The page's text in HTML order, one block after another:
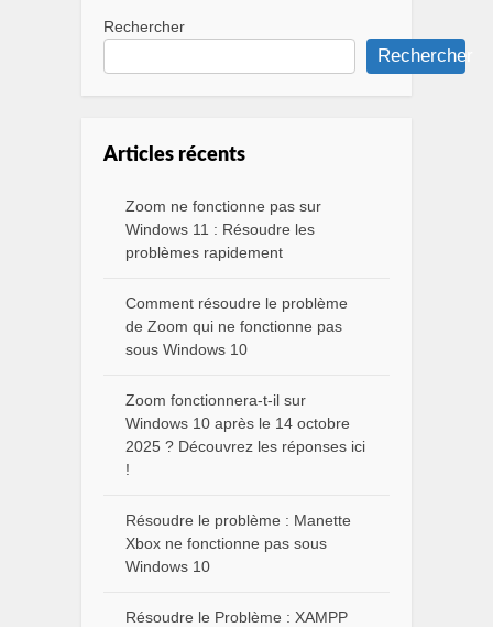
Rechercher
Rechercher
Articles récents
Zoom ne fonctionne pas sur
Windows 11 : Résoudre les
problèmes rapidement
Comment résoudre le problème
de Zoom qui ne fonctionne pas
sous Windows 10
Zoom fonctionnera-t-il sur
Windows 10 après le 14 octobre
2025 ? Découvrez les réponses ici
!
Résoudre le problème : Manette
Xbox ne fonctionne pas sous
Windows 10
Résoudre le Problème : XAMPP